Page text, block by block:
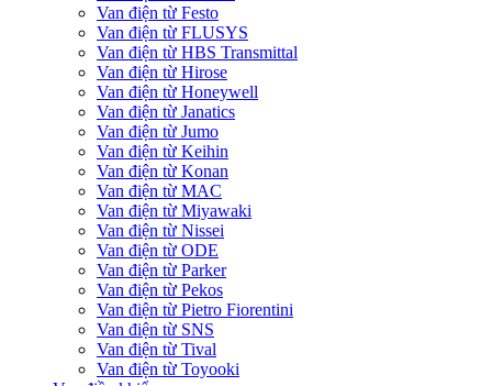
Van điện từ Festo
Van điện từ FLUSYS
Van điện từ HBS Transmittal
Van điện từ Hirose
Van điện từ Honeywell
Van điện từ Janatics
Van điện từ Jumo
Van điện từ Keihin
Van điện từ Konan
Van điện từ MAC
Van điện từ Miyawaki
Van điện từ Nissei
Van điện từ ODE
Van điện từ Parker
Van điện từ Pekos
Van điện từ Pietro Fiorentini
Van điện từ SNS
Van điện từ Tival
Van điện từ Toyooki